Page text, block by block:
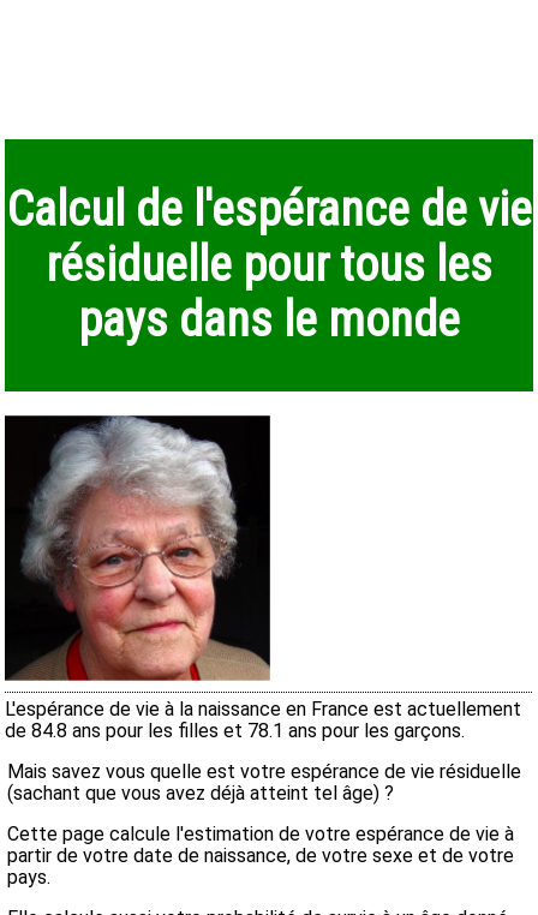
Calcul de l'espérance de vie
résiduelle pour tous les
pays dans le monde
L'espérance de vie à la naissance en France est actuellement
de 84.8 ans pour les filles et 78.1 ans pour les garçons.
Mais savez vous quelle est votre espérance de vie résiduelle
(sachant que vous avez déjà atteint tel âge) ?
Cette page calcule l'estimation de votre espérance de vie à
partir de votre date de naissance, de votre sexe et de votre
pays.